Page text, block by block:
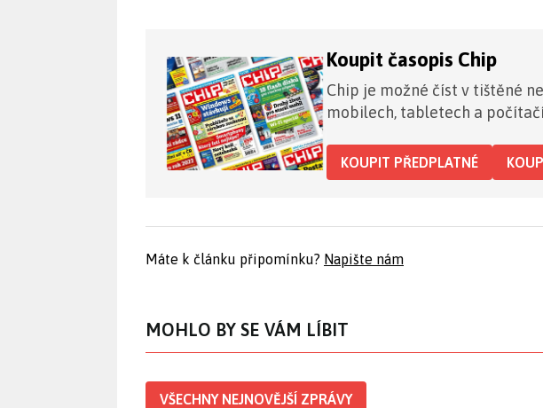
Koupit časopis Chip
Chip je možné číst v tištěné
mobilech, tabletech a
KOUPIT PŘEDPLATNÉ
Máte k článku připomínku? Napište nám
MOHLO BY SE VÁM LÍBIT
VŠECHNY NEJNOVĚJŠÍ ZPRÁVY